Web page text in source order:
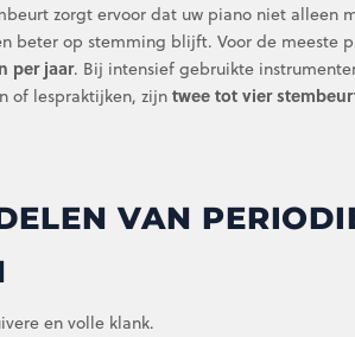
zorgt ervoor dat uw piano niet alleen
beter op stemming blijft. Voor de meeste
per jaar. Bij intensief gebruikte
of lespraktijken, zijn twee tot vier
VAN
en volle klank.